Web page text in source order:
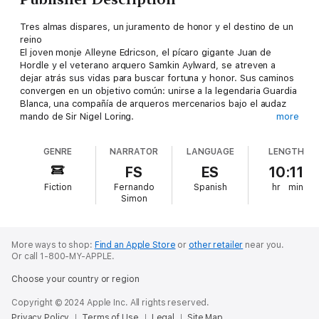
Tres almas dispares, un juramento de honor y el destino de un
reino
El joven monje Alleyne Edricson, el pícaro gigante Juan de
Hordle y el veterano arquero Samkin Aylward, se atreven a
dejar atrás sus vidas para buscar fortuna y honor. Sus caminos
convergen en un objetivo común: unirse a la legendaria Guardia
Blanca, una compañía de arqueros mercenarios bajo el audaz
mando de Sir Nigel Loring.
entre un rey legítimo y un usurpador amenaza con desangrar la
nación. En medio de intrigas palaciegas y épicos
enfrentamientos, estos tres amigos vivirán hazañas inolvidables
y forjarán lazos inquebrantables. Sumérgete en una era de
valentía, amistad y batallas que te transportará al corazón de la
more
GENRE
Fiction
NARRATOR
FS
Fernando
Simon
LANGUAGE
ES
Spanish
LENGTH
10:11
hr min
More ways to shop: Find an Apple Store or other retailer near you.
Or call 1-800-MY-APPLE.
Choose your country or region
Copyright © 2024 Apple Inc. All rights reserved.